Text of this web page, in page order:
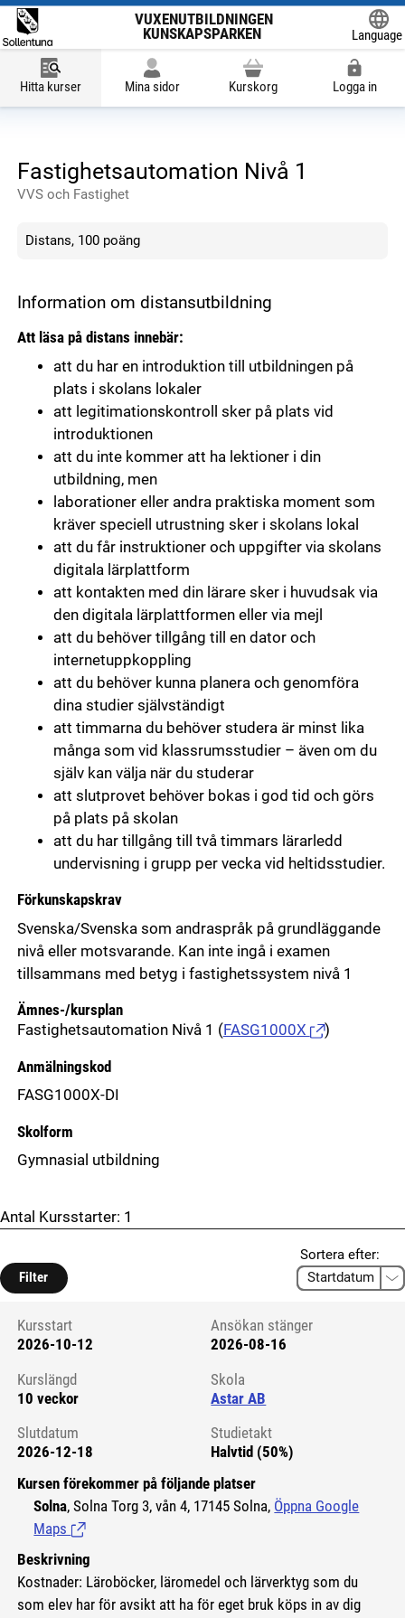
VUXENUTBILDNINGEN
KUNSKAPSPARKEN
Language
Hitta kurser Mina sidor Kurskorg Logga in
Fastighetsautomation Nivå 1
VVS och Fastighet
Distans, 100 poäng
Information om distansutbildning
Att läsa på distans innebär:
att du har en introduktion till utbildningen på
plats i skolans lokaler
att legitimationskontroll sker på plats vid
introduktionen
att du inte kommer att ha lektioner i din
utbildning, men
laborationer eller andra praktiska moment som
kräver speciell utrustning sker i skolans lokal
att du får instruktioner och uppgifter via skolans
digitala lärplattform
att kontakten med din lärare sker i huvudsak via
den digitala lärplattformen eller via mejl
att du behöver tillgång till en dator och
internetuppkoppling
att du behöver kunna planera och genomföra
dina studier självständigt
att timmarna du behöver studera är minst lika
många som vid klassrumsstudier – även om du
själv kan välja när du studerar
att slutprovet behöver bokas i god tid och görs
på plats på skolan
att du har tillgång till två timmars lärarledd
undervisning i grupp per vecka vid heltidsstudier.
Förkunskapskrav
Svenska/Svenska som andraspråk på grundläggande
nivå eller motsvarande. Kan inte ingå i examen
tillsammans med betyg i fastighetssystem nivå 1
Ämnes-/kursplan
Fastighetsautomation Nivå 1 ( FASG1000X )
Anmälningskod
FASG1000X-DI
Skolform
Gymnasial utbildning
Antal Kursstarter: 1
Filter
Sortera efter:
Kursstart 6223708
Kursstart
2026-10-12
Ansökan stänger
2026-08-16
Kurslängd
10 veckor
Skola
Astar AB
Slutdatum
2026-12-18
Studietakt
Halvtid (50%)
Kursen förekommer på följande platser
Solna, Solna Torg 3, vån 4, 17145 Solna, Öppna Google
Maps (Länk till extern sida.)
Beskrivning
Kostnader: Läroböcker, läromedel och lärverktyg som du
som elev har för avsikt att ha för eget bruk köps in av dig